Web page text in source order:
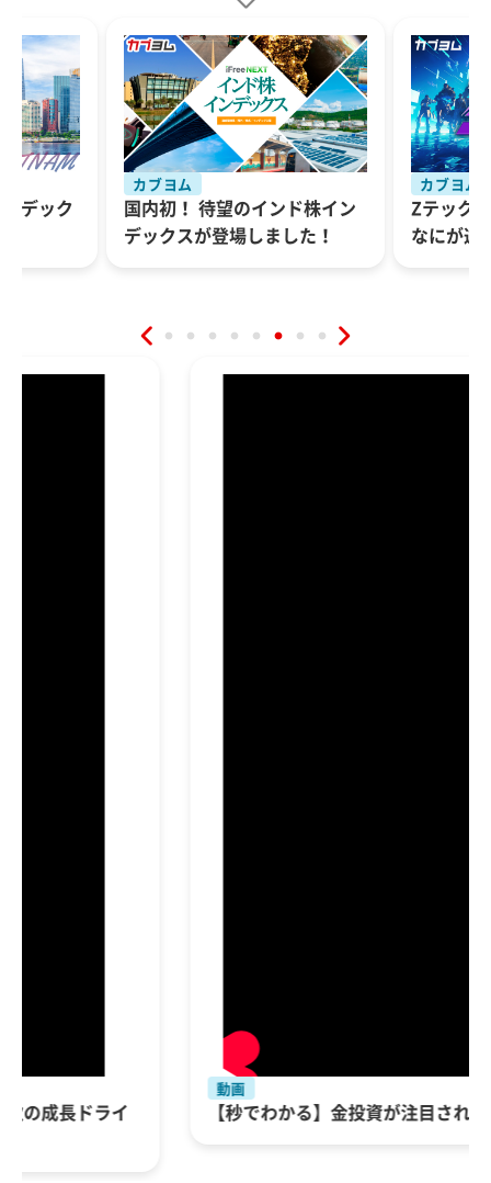
株イン
カブヨム
Zテック20登場！FANG+とは
なにが違う？
カブヨム
FANG+
仲間！？
【秒でわかる】金投資が注目される3つの理由